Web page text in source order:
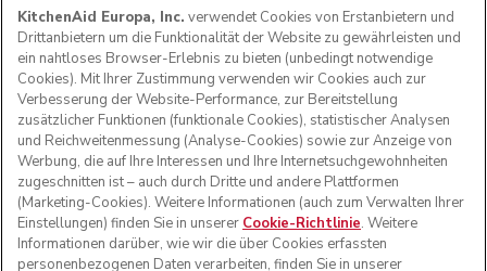
FOLGEN SIE UNS
KitchenAid Europa, Inc. verwendet Cookies von Erstanbietern und
Drittanbietern um die Funktionalität der Website zu gewährleisten und
ein nahtloses Browser-Erlebnis zu bieten (unbedingt notwendige
Cookies). Mit Ihrer Zustimmung verwenden wir Cookies auch zur
Verbesserung der Website-Performance, zur Bereitstellung
zusätzlicher Funktionen (funktionale Cookies), statistischer Analysen
und Reichweitenmessung (Analyse-Cookies) sowie zur Anzeige von
Werbung, die auf Ihre Interessen und Ihre Internetsuchgewohnheiten
zugeschnitten ist – auch durch Dritte und andere Plattformen
(Marketing-Cookies). Weitere Informationen (auch zum Verwalten Ihrer
Einstellungen) finden Sie in unserer Cookie-Richtlinie. Weitere
Informationen darüber, wie wir die über Cookies erfassten
personenbezogenen Daten verarbeiten, finden Sie in unserer